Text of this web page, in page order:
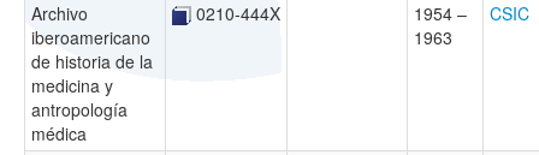
Archivo
iberoamericano
de historia de la
medicina y
antropología
médica
0210-444X
1954 –
1963
CSIC